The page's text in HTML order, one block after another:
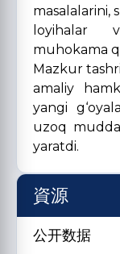
masalalarini,
loyihalar
muhokama
Mazkur
amaliy
yangi
uzoq
yaratdi.
資源
公开数据